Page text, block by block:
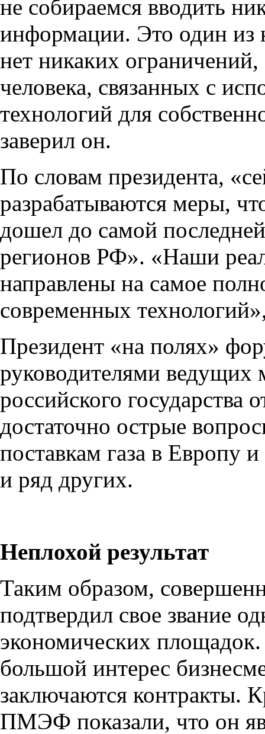
не собираемся вводить
информации. Это один из
нет никаких
человека, связанных с
технологий для
заверил он.
По словам президента,
разрабатываются меры,
дошел до самой
регионов РФ». «Наши
направлены на самое
современных
Президент «на полях»
руководителями
российского государства
достаточно острые
поставкам газа в Европу
и ряд других.
Неплохой результат
Таким образом,
подтвердил свое звание
экономических
большой интерес
заключаются контракты.
ПМЭФ показали, что он